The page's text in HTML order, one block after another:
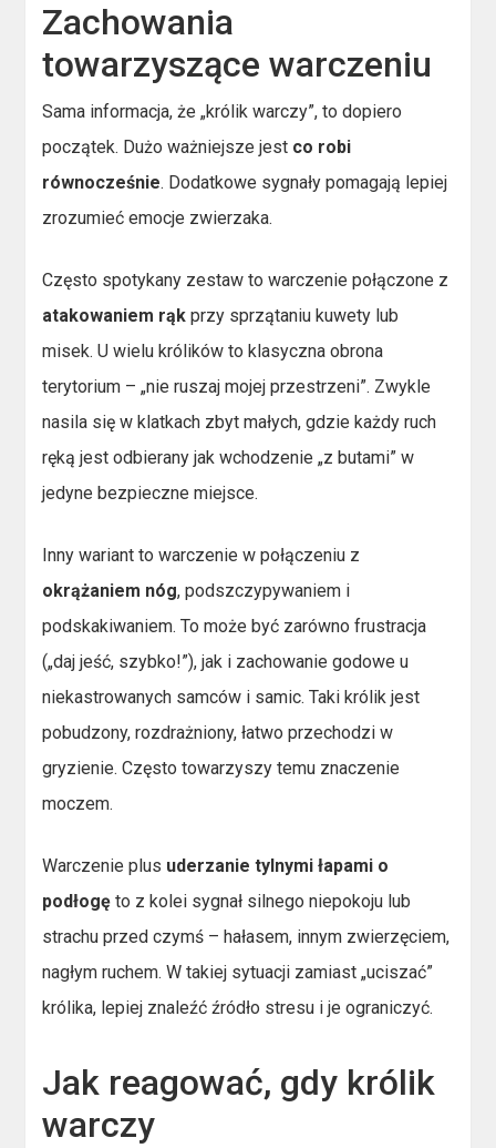
Zachowania
towarzyszące warczeniu
Sama informacja, że „królik warczy”, to dopiero
początek. Dużo ważniejsze jest co robi
równocześnie. Dodatkowe sygnały pomagają lepiej
zrozumieć emocje zwierzaka.
Często spotykany zestaw to warczenie połączone z
atakowaniem rąk przy sprzątaniu kuwety lub
misek. U wielu królików to klasyczna obrona
terytorium – „nie ruszaj mojej przestrzeni”. Zwykle
nasila się w klatkach zbyt małych, gdzie każdy ruch
ręką jest odbierany jak wchodzenie „z butami” w
jedyne bezpieczne miejsce.
Inny wariant to warczenie w połączeniu z
okrążaniem nóg, podszczypywaniem i
podskakiwaniem. To może być zarówno frustracja
(„daj jeść, szybko!”), jak i zachowanie godowe u
niekastrowanych samców i samic. Taki królik jest
pobudzony, rozdrażniony, łatwo przechodzi w
gryzienie. Często towarzyszy temu znaczenie
moczem.
Warczenie plus uderzanie tylnymi łapami o
podłogę to z kolei sygnał silnego niepokoju lub
strachu przed czymś – hałasem, innym zwierzęciem,
nagłym ruchem. W takiej sytuacji zamiast „uciszać”
królika, lepiej znaleźć źródło stresu i je ograniczyć.
Jak reagować, gdy królik
warczy